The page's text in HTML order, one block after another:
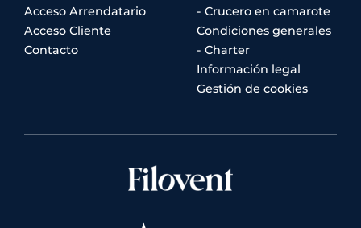
Acceso Arrendatario
Acceso Cliente
Contacto
- Crucero en camarote
Condiciones generales
- Charter
Información legal
Gestión de cookies